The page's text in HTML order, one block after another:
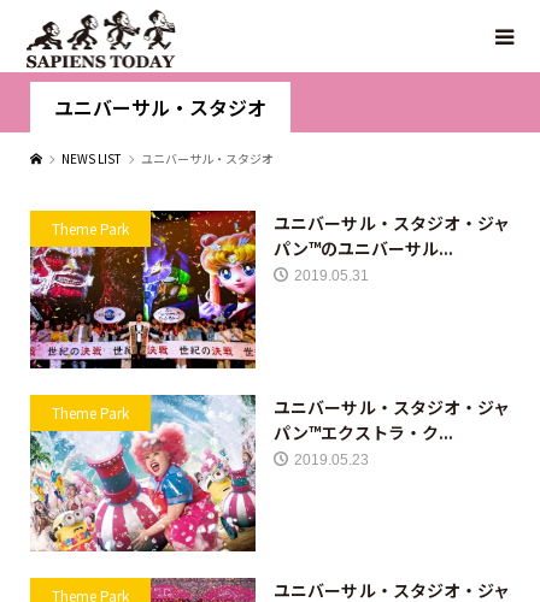
ユニバーサル・スタジオ
NEWS LIST ユニバーサル・スタジオ
Theme Park
ユニバーサル・スタジオ・ジャ
パン™のユニバーサル...
2019.05.31
Theme Park
ユニバーサル・スタジオ・ジャ
パン™エクストラ・ク...
2019.05.23
Theme Park
ユニバーサル・スタジオ・ジャ